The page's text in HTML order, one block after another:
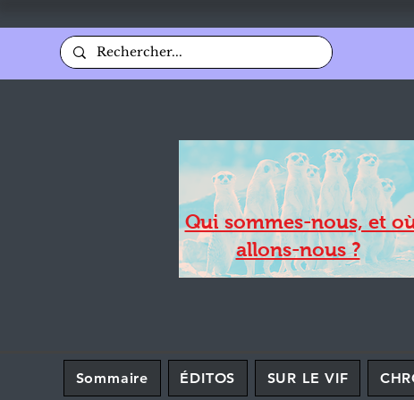
Qui sommes-nous, et
allons-nous ?
Sommaire ÉDITOS SUR LE VIF